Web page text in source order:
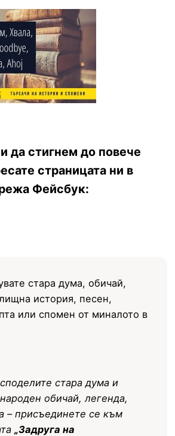
да стигнем до повече
страницата ни в
Фейсбук:
стара дума, обичай,
история, песен,
или спомен от миналото в
стара дума и
обичай, легенда,
– присъединете се към
„Задруга на